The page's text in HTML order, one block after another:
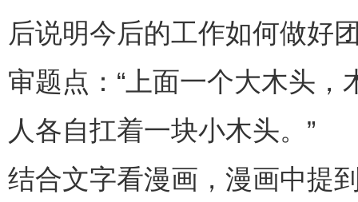
后说明今后的工作如何做好
审题点：“上面一个大木头
人各自扛着一块小木头。”
结合文字看漫画，漫画中提